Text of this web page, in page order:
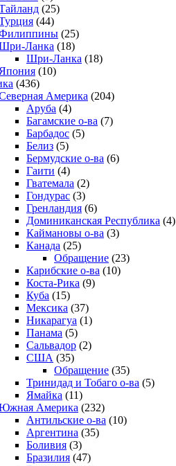
(25)
(44)
(25)
Ланка (18)
Шри-Ланка (18)
Япония (10)
(436)
Америка (204)
Аруба (4)
Багамские о-ва (7)
Барбадос (5)
Белиз (5)
Бермудские о-ва (6)
Гаити (4)
Гватемала (2)
Гондурас (3)
Гренландия (6)
Доминиканская Республика (4)
Каймановы о-ва (3)
Канада (25)
Обращение (23)
Карибские о-ва (10)
Коста-Рика (9)
Куба (15)
Мексика (37)
Никарагуа (1)
Панама (5)
Сальвадор (2)
США (35)
Обращение (35)
Тринидад и Тобаго о-ва (5)
Ямайка (11)
Америка (232)
Антильские о-ва (10)
Аргентина (35)
Боливия (3)
Бразилия (47)